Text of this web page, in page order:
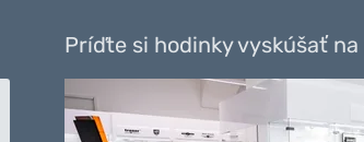
Príďte si hodinky vyskúšať na